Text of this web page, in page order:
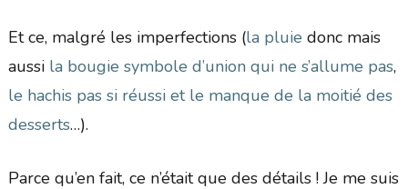
Et ce, malgré les imperfections (la pluie donc mais
aussi la bougie symbole d’union qui ne s’allume pas,
le hachis pas si réussi et le manque de la moitié des
desserts…).
Parce qu’en fait, ce n’était que des détails ! Je me suis